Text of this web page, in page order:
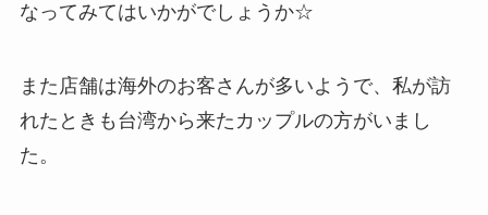
なってみてはいかがでしょうか☆
また店舗は海外のお客さんが多いようで、私が訪
れたときも台湾から来たカップルの方がいまし
た。